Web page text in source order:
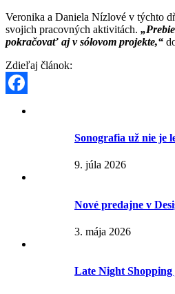
Veronika a Daniela Nízlové v týchto
svojich pracovných aktivitách.
pokračovať aj v sólovom projekte,“
Zdieľaj článok:
Sonografia už nie je
9. júla 2026
Nové predajne v
3. mája 2026
Late Night